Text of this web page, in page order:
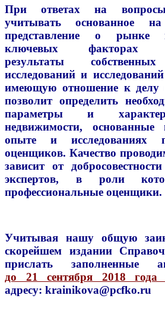
При ответах на
учитывать основанное
представление о рынке
ключевых факторах
результаты
исследований и
имеющую отношение к делу
позволит определить
параметры и
недвижимости, основанные
опыте и исследованиях
оценщиков. Качество
зависит от
экспертов, в роли
профессиональные оценщики.
Учитывая нашу общую
скорейшем издании
прислать заполненные
до 21 сентября 2018 года
адресу: krainikova@pcfko.ru